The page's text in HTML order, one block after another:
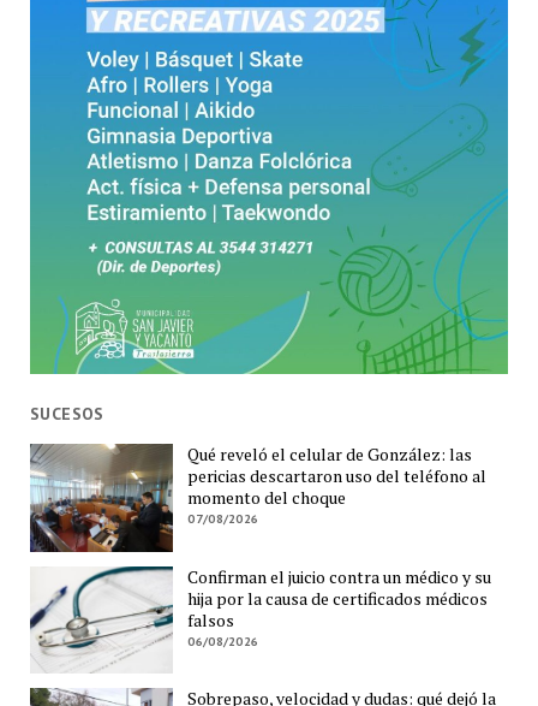
SUCESOS
Qué reveló el celular de González: las
pericias descartaron uso del teléfono al
momento del choque
07/08/2026
Confirman el juicio contra un médico y su
hija por la causa de certificados médicos
falsos
06/08/2026
Sobrepaso, velocidad y dudas: qué dejó la